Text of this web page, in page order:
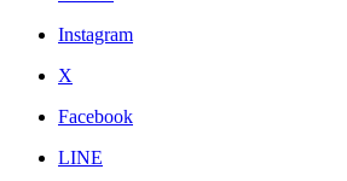
Instagram
X
Facebook
LINE